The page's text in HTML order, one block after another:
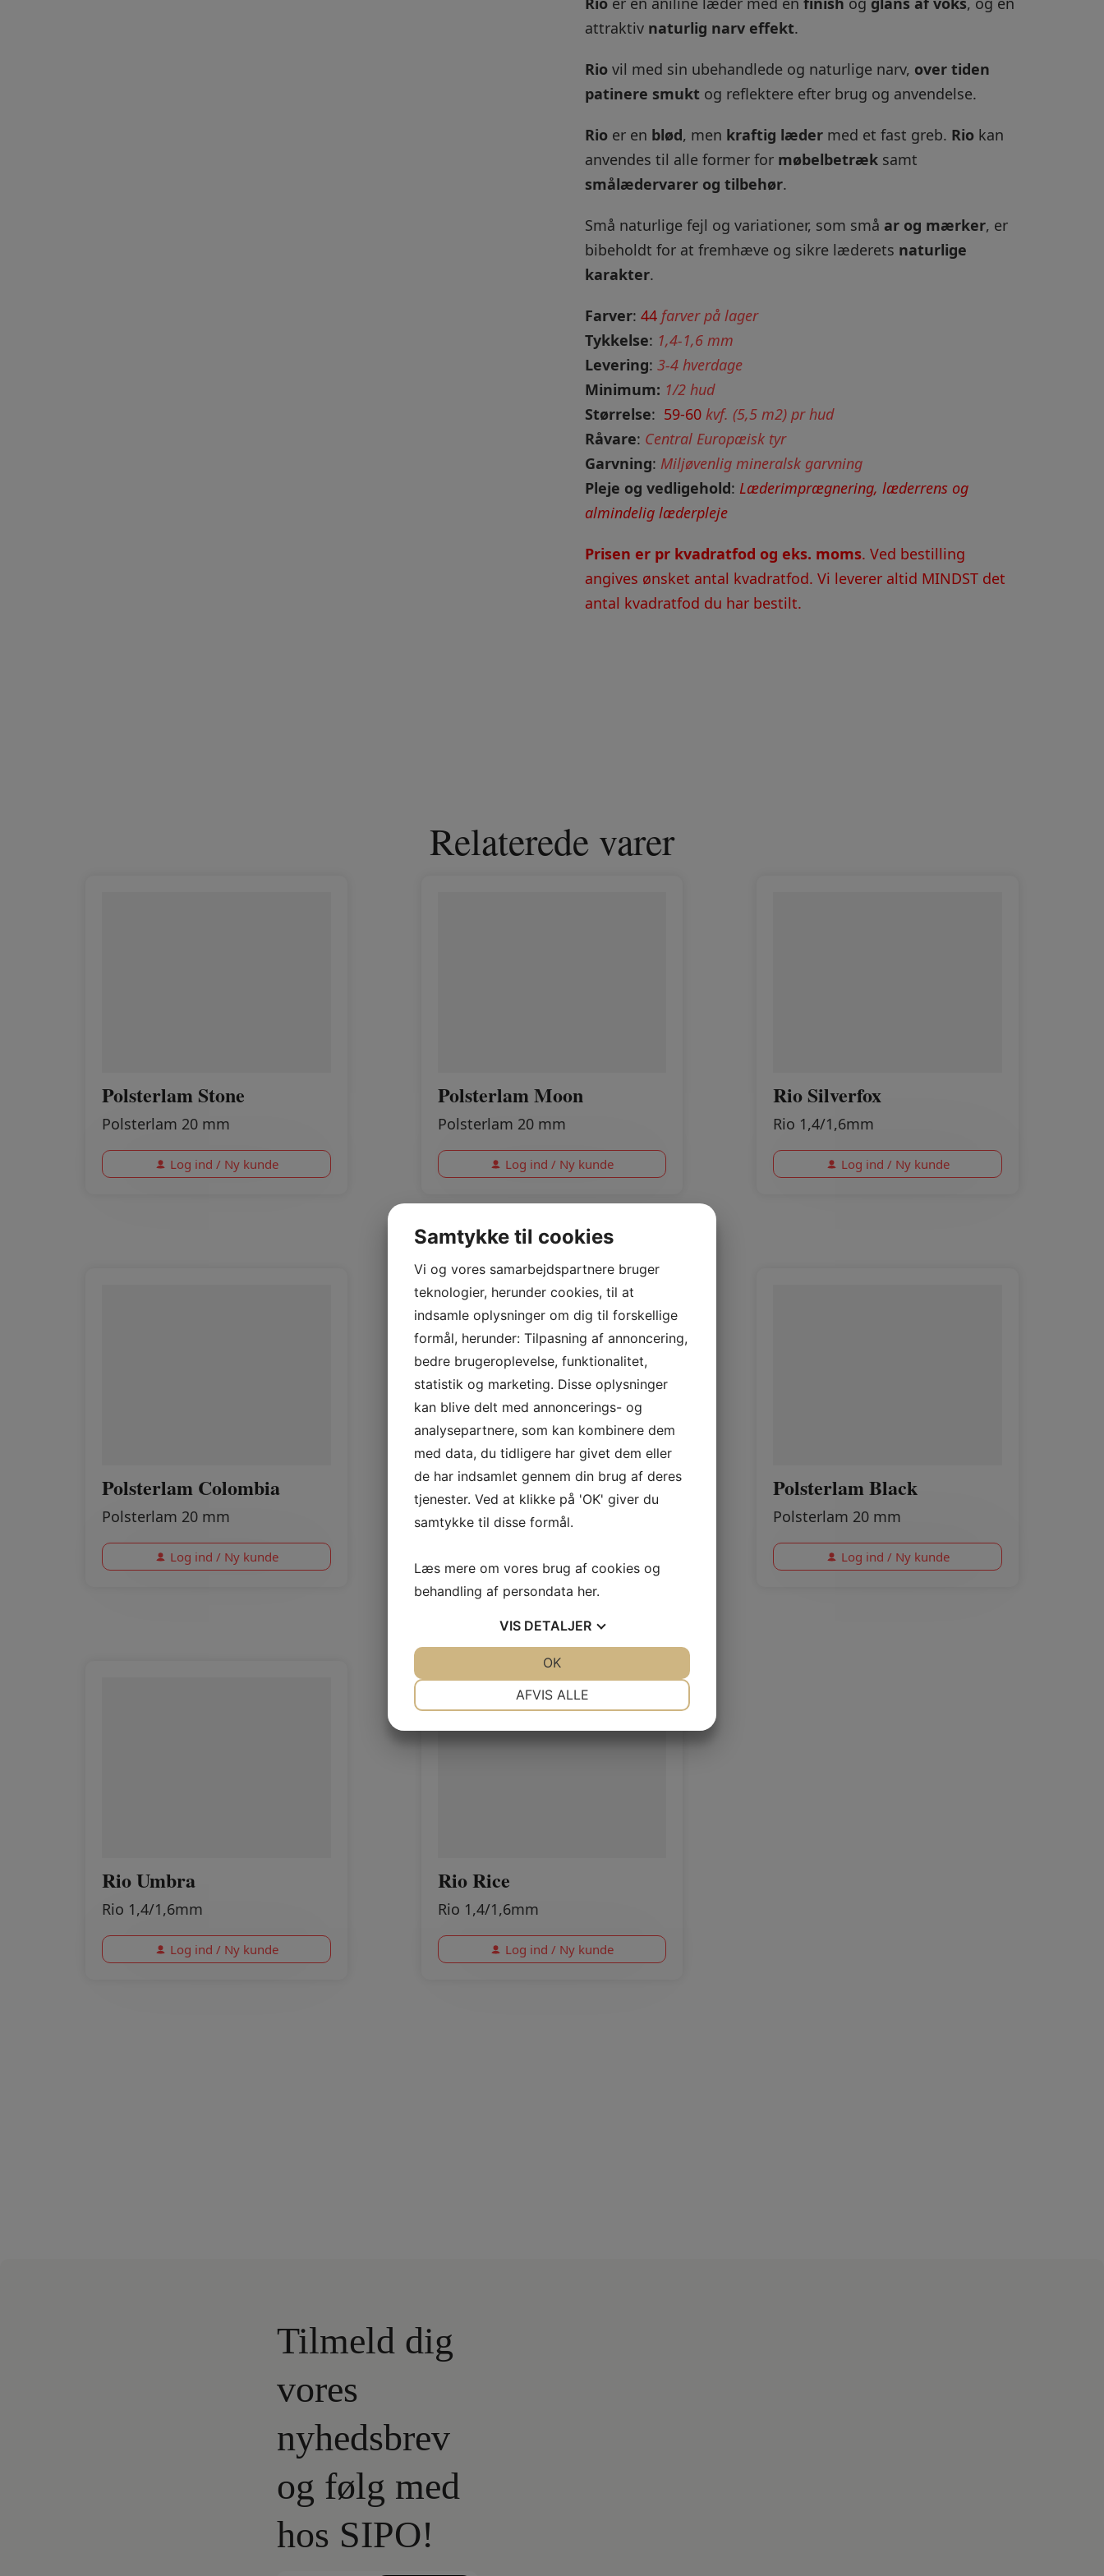
attraktiv naturlig narv effekt.
Rio vil med sin ubehandlede og naturlige narv, over tiden
patinere smukt og reflektere efter brug og anvendelse.
Rio er en blød, men kraftig læder med et fast greb. Rio kan
anvendes til alle former for møbelbetræk samt
smålædervarer og tilbehør.
Små naturlige fejl og variationer, som små ar og mærker, er
bibeholdt for at fremhæve og sikre læderets naturlige
karakter.
Farver: 44 farver på lager
Tykkelse: 1,4-1,6 mm
Levering: 3-4 hverdage
Minimum: 1/2 hud
Størrelse: 59-60 kvf. (5,5 m2) pr hud
Råvare: Central Europæisk tyr
Garvning: Miljøvenlig mineralsk garvning
Pleje og vedligehold: Læderimprægnering, læderrens og
almindelig læderpleje
Prisen er pr kvadratfod og eks. moms. Ved bestilling
angives ønsket antal kvadratfod. Vi leverer altid MINDST det
antal kvadratfod du har bestilt.
Relaterede varer
Polsterlam Stone
Polsterlam 20 mm
Log ind / Ny kunde
Polsterlam Moon
Polsterlam 20 mm
Log ind / Ny kunde
Rio Silverfox
Rio 1,4/1,6mm
Log ind / Ny kunde
Polsterlam Colombia
Polsterlam 20 mm
Log ind / Ny kunde
Rio Castle
Rio 1,4/1,6mm
Polsterlam Black
Polsterlam 20 mm
Log ind / Ny kunde
Rio Umbra
Rio 1,4/1,6mm
Log ind / Ny kunde
Rio Rice
Rio 1,4/1,6mm
Log ind / Ny kunde
Tilmeld dig
vores
nyhedsbrev
og følg med
hos SIPO!
Samtykke til cookies
Vi og vores samarbejdspartnere bruger
teknologier, herunder cookies, til at
indsamle oplysninger om dig til forskellige
formål, herunder: Tilpasning af annoncering,
bedre brugeroplevelse, funktionalitet,
statistik og marketing. Disse oplysninger
kan blive delt med annoncerings- og
analysepartnere, som kan kombinere dem
med data, du tidligere har givet dem eller
de har indsamlet gennem din brug af deres
tjenester. Ved at klikke på 'OK' giver du
samtykke til disse formål.
Læs mere om vores brug af cookies og
behandling af persondata her.
VIS DETALJER
AFVIS ALLE
OK